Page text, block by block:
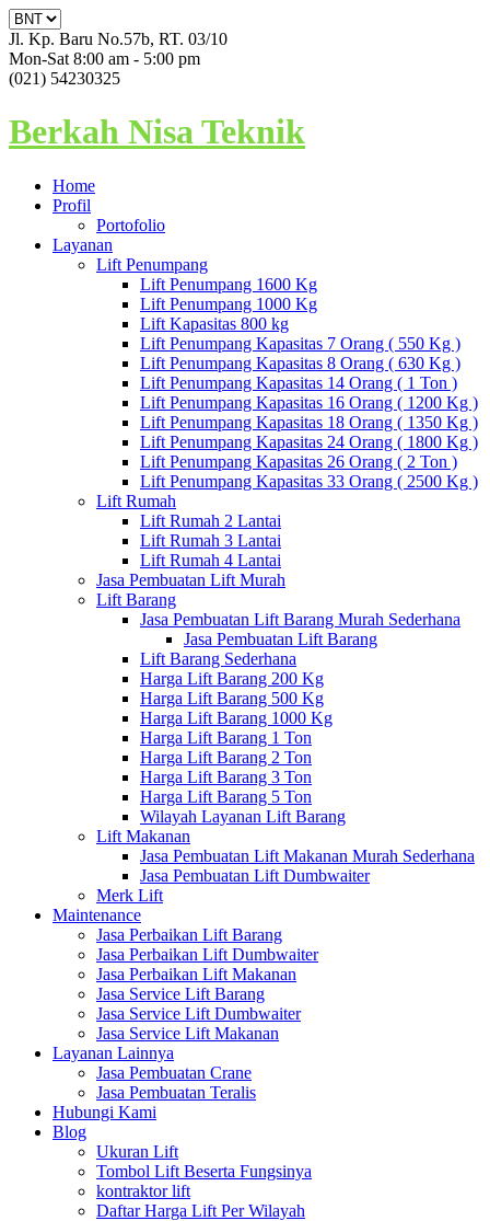
Jl. Kp. Baru No.57b, RT. 03/10
Mon-Sat 8:00 am - 5:00 pm
(021) 54230325
Berkah Nisa Teknik
Home
Profil
Portofolio
Layanan
Lift Penumpang
Lift Penumpang 1600 Kg
Lift Penumpang 1000 Kg
Lift Kapasitas 800 kg
Lift Penumpang Kapasitas 7 Orang ( 550 Kg )
Lift Penumpang Kapasitas 8 Orang ( 630 Kg )
Lift Penumpang Kapasitas 14 Orang ( 1 Ton )
Lift Penumpang Kapasitas 16 Orang ( 1200 Kg )
Lift Penumpang Kapasitas 18 Orang ( 1350 Kg )
Lift Penumpang Kapasitas 24 Orang ( 1800 Kg )
Lift Penumpang Kapasitas 26 Orang ( 2 Ton )
Lift Penumpang Kapasitas 33 Orang ( 2500 Kg )
Lift Rumah
Lift Rumah 2 Lantai
Lift Rumah 3 Lantai
Lift Rumah 4 Lantai
Jasa Pembuatan Lift Murah
Lift Barang
Jasa Pembuatan Lift Barang Murah Sederhana
Jasa Pembuatan Lift Barang
Lift Barang Sederhana
Harga Lift Barang 200 Kg
Harga Lift Barang 500 Kg
Harga Lift Barang 1000 Kg
Harga Lift Barang 1 Ton
Harga Lift Barang 2 Ton
Harga Lift Barang 3 Ton
Harga Lift Barang 5 Ton
Wilayah Layanan Lift Barang
Lift Makanan
Jasa Pembuatan Lift Makanan Murah Sederhana
Jasa Pembuatan Lift Dumbwaiter
Merk Lift
Maintenance
Jasa Perbaikan Lift Barang
Jasa Perbaikan Lift Dumbwaiter
Jasa Perbaikan Lift Makanan
Jasa Service Lift Barang
Jasa Service Lift Dumbwaiter
Jasa Service Lift Makanan
Layanan Lainnya
Jasa Pembuatan Crane
Jasa Pembuatan Teralis
Hubungi Kami
Blog
Ukuran Lift
Tombol Lift Beserta Fungsinya
kontraktor lift
Daftar Harga Lift Per Wilayah